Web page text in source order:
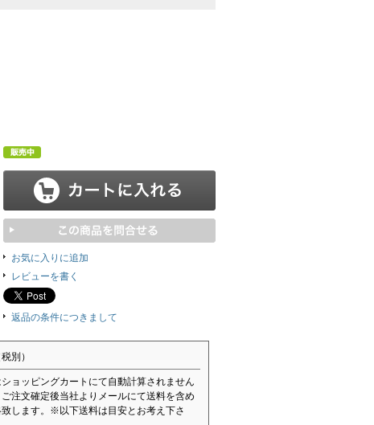
お気に入りに追加
レビューを書く
返品の条件につきまして
別）
ョッピングカートにて自動計算されません
注文確定後当社よりメールにて送料を含め
します。※以下送料は目安とお考え下さ